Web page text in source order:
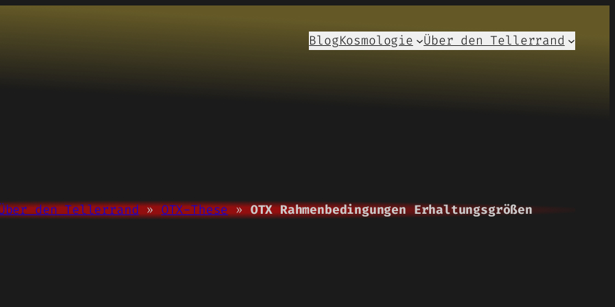
BlogKosmologie Über den Tellerrand
den Tellerrand»OTX-These»OTX Rahmenbedingungen Erhaltungsgrößen